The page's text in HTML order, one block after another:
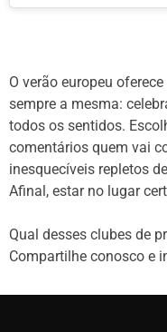
O verão europeu
sempre a mesma:
todos os sentidos.
comentários quem vai
inesquecíveis repletos
Afinal, estar no lugar
Qual desses clubes de
Compartilhe conosco e